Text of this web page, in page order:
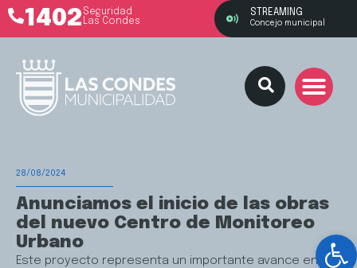
1402 Seguridad
Las Condes
STREAMING
Concejo municipal
28/08/2024
Anunciamos el inicio de las obras
del nuevo Centro de Monitoreo
Urbano
Este proyecto representa un importante avance en